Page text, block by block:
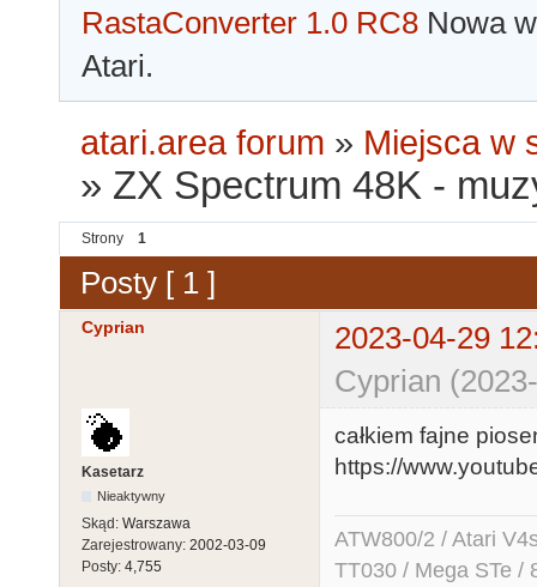
RastaConverter 1.0 RC8 Nowa
Atari.
atari.area forum » Miejsca w
» ZX Spectrum 48K -
Strony 1
Posty [ 1 ]
Cyprian
2023-04-29
Cyprian
Kasetarz
Nieaktywny
Skąd: Warszawa
Zarejestrowany: 2002-03-09
Posty: 4,755
całkiem fajne
https://
ATW800/2 / Atari
TT030 / Mega STe /